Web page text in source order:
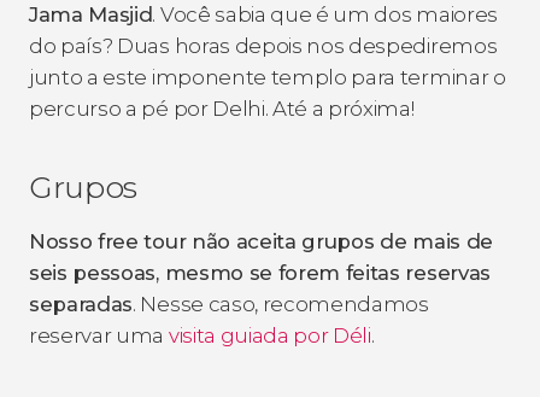
Jama Masjid. Você sabia que é um dos maiores
do país? Duas horas depois nos despediremos
junto a este imponente templo para terminar o
percurso a pé por Delhi. Até a próxima!
Grupos
Nosso free tour não aceita grupos de mais de
seis pessoas, mesmo se forem feitas reservas
separadas. Nesse caso, recomendamos
reservar uma visita guiada por Déli.